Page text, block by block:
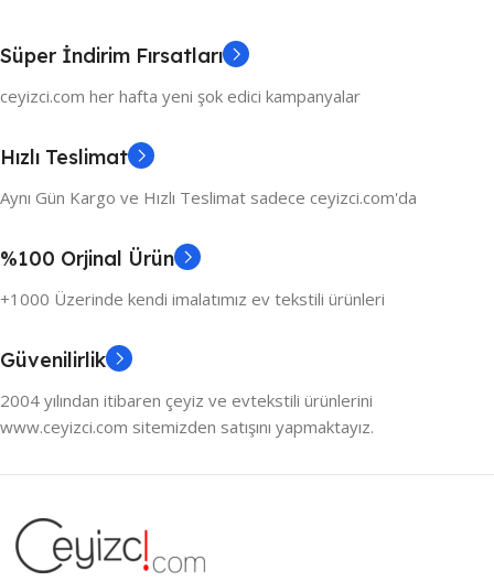
Süper İndirim Fırsatları
ceyizci.com her hafta yeni şok edici kampanyalar
Hızlı Teslimat
Aynı Gün Kargo ve Hızlı Teslimat sadece ceyizci.com'da
%100 Orjinal Ürün
+1000 Üzerinde kendi imalatımız ev tekstili ürünleri
Güvenilirlik
2004 yılından itibaren çeyiz ve evtekstili ürünlerini
www.ceyizci.com sitemizden satışını yapmaktayız.